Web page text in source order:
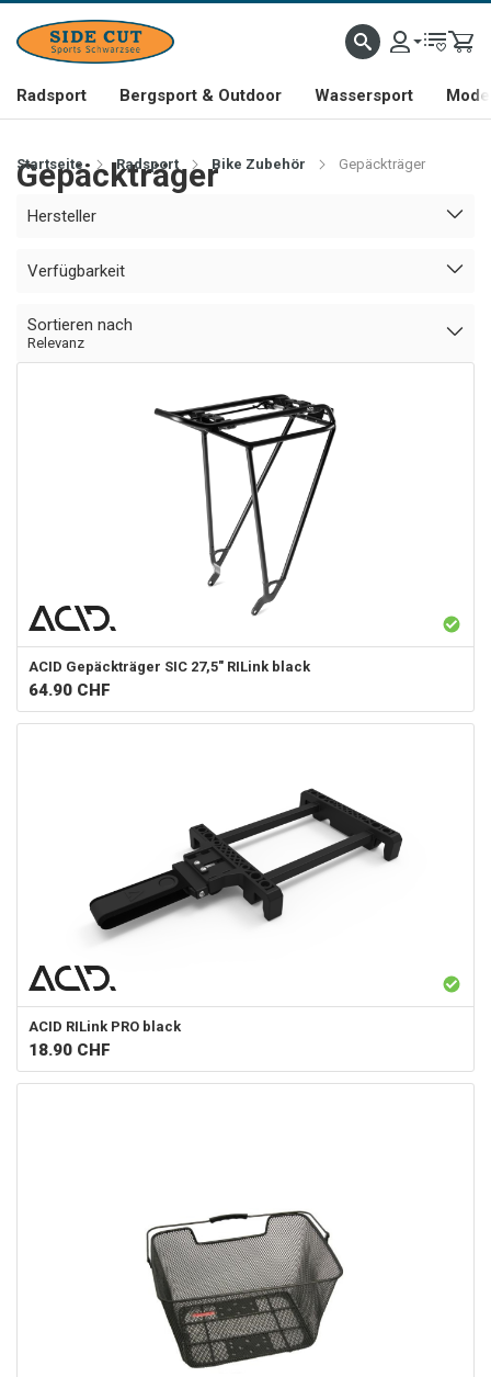
Radsport Bergsport & Outdoor Wassersport
Startseite Radsport Bike Zubehör Gepäckträger
Gepäckträger
Hersteller
Verfügbarkeit
Sortieren nach
Relevanz
ACID Gepäckträger SIC 27,5" RILink black
64.90 CHF
ACID RILink PRO black
18.90 CHF